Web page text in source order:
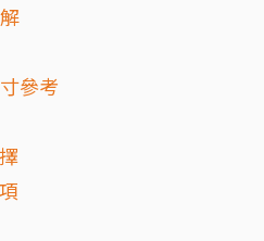
參考